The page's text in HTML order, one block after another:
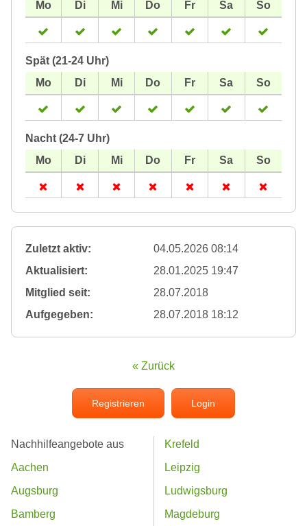
Spät (21-24 Uhr)
Nacht (24-7 Uhr)
Zuletzt aktiv:
04.05.2026 08:14
Aktualisiert:
28.01.2025 19:47
Mitglied seit:
28.07.2018
Aufgegeben:
28.07.2018 18:12
« Zurück
Registrieren Login
Nachhilfeangebote aus
Aachen
Augsburg
Bamberg
Krefeld
Leipzig
Ludwigsburg
Magdeburg